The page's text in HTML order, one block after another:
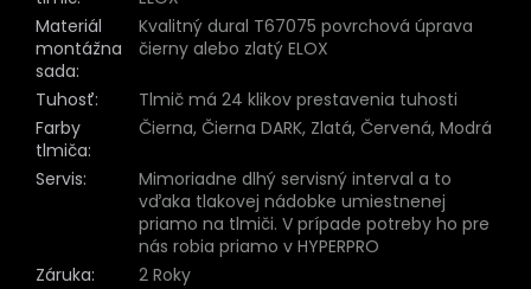
Materiál
montážna
sada:
Kvalitný dural T67075 povrchová úprava
čierny alebo zlatý ELOX
Tuhosť:
Tlmič má 24 klikov prestavenia tuhosti
Farby
tlmiča:
Čierna, Čierna DARK, Zlatá, Červená, Modrá
Servis:
Mimoriadne dlhý servisný interval a to
vďaka tlakovej nádobke umiestnenej
priamo na tlmiči. V prípade potreby ho pre
nás robia priamo v HYPERPRO
Záruka:
2 Roky